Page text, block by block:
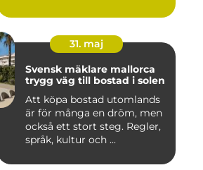
31. maj
Svensk mäklare mallorca
trygg väg till bostad i solen
Att köpa bostad utomlands
är för många en dröm, men
också ett stort steg. Regler,
språk, kultur och ...